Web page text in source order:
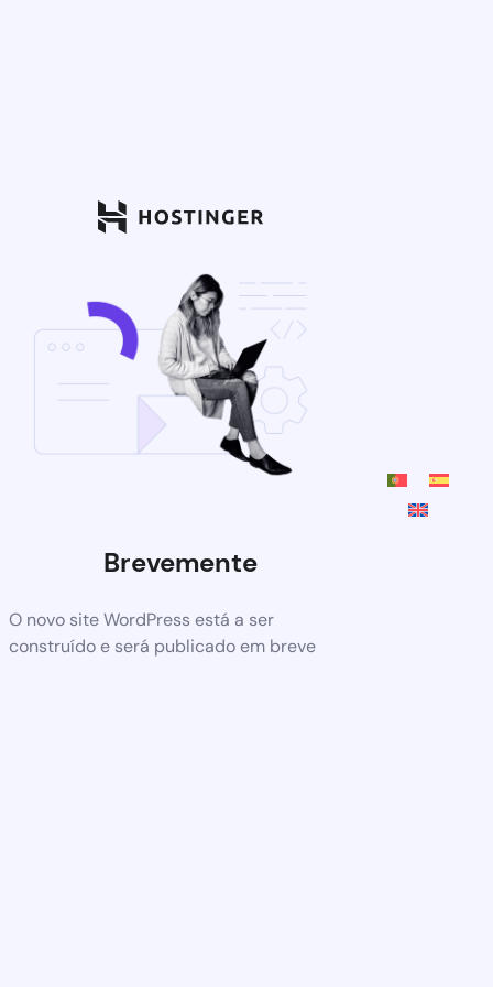
Brevemente
O novo site WordPress está a ser
construído e será publicado em breve